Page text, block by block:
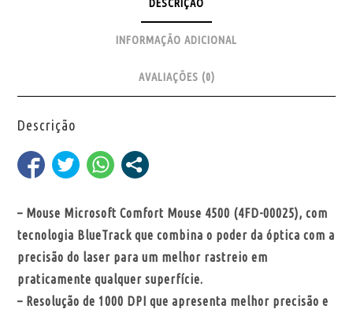
DESCRIÇÃO
INFORMAÇÃO ADICIONAL
AVALIAÇÕES (0)
Descrição
– Mouse Microsoft Comfort Mouse 4500 (4FD-00025), com
tecnologia BlueTrack que combina o poder da óptica com a
precisão do laser para um melhor rastreio em
praticamente qualquer superfície.
– Resolução de 1000 DPI que apresenta melhor precisão e